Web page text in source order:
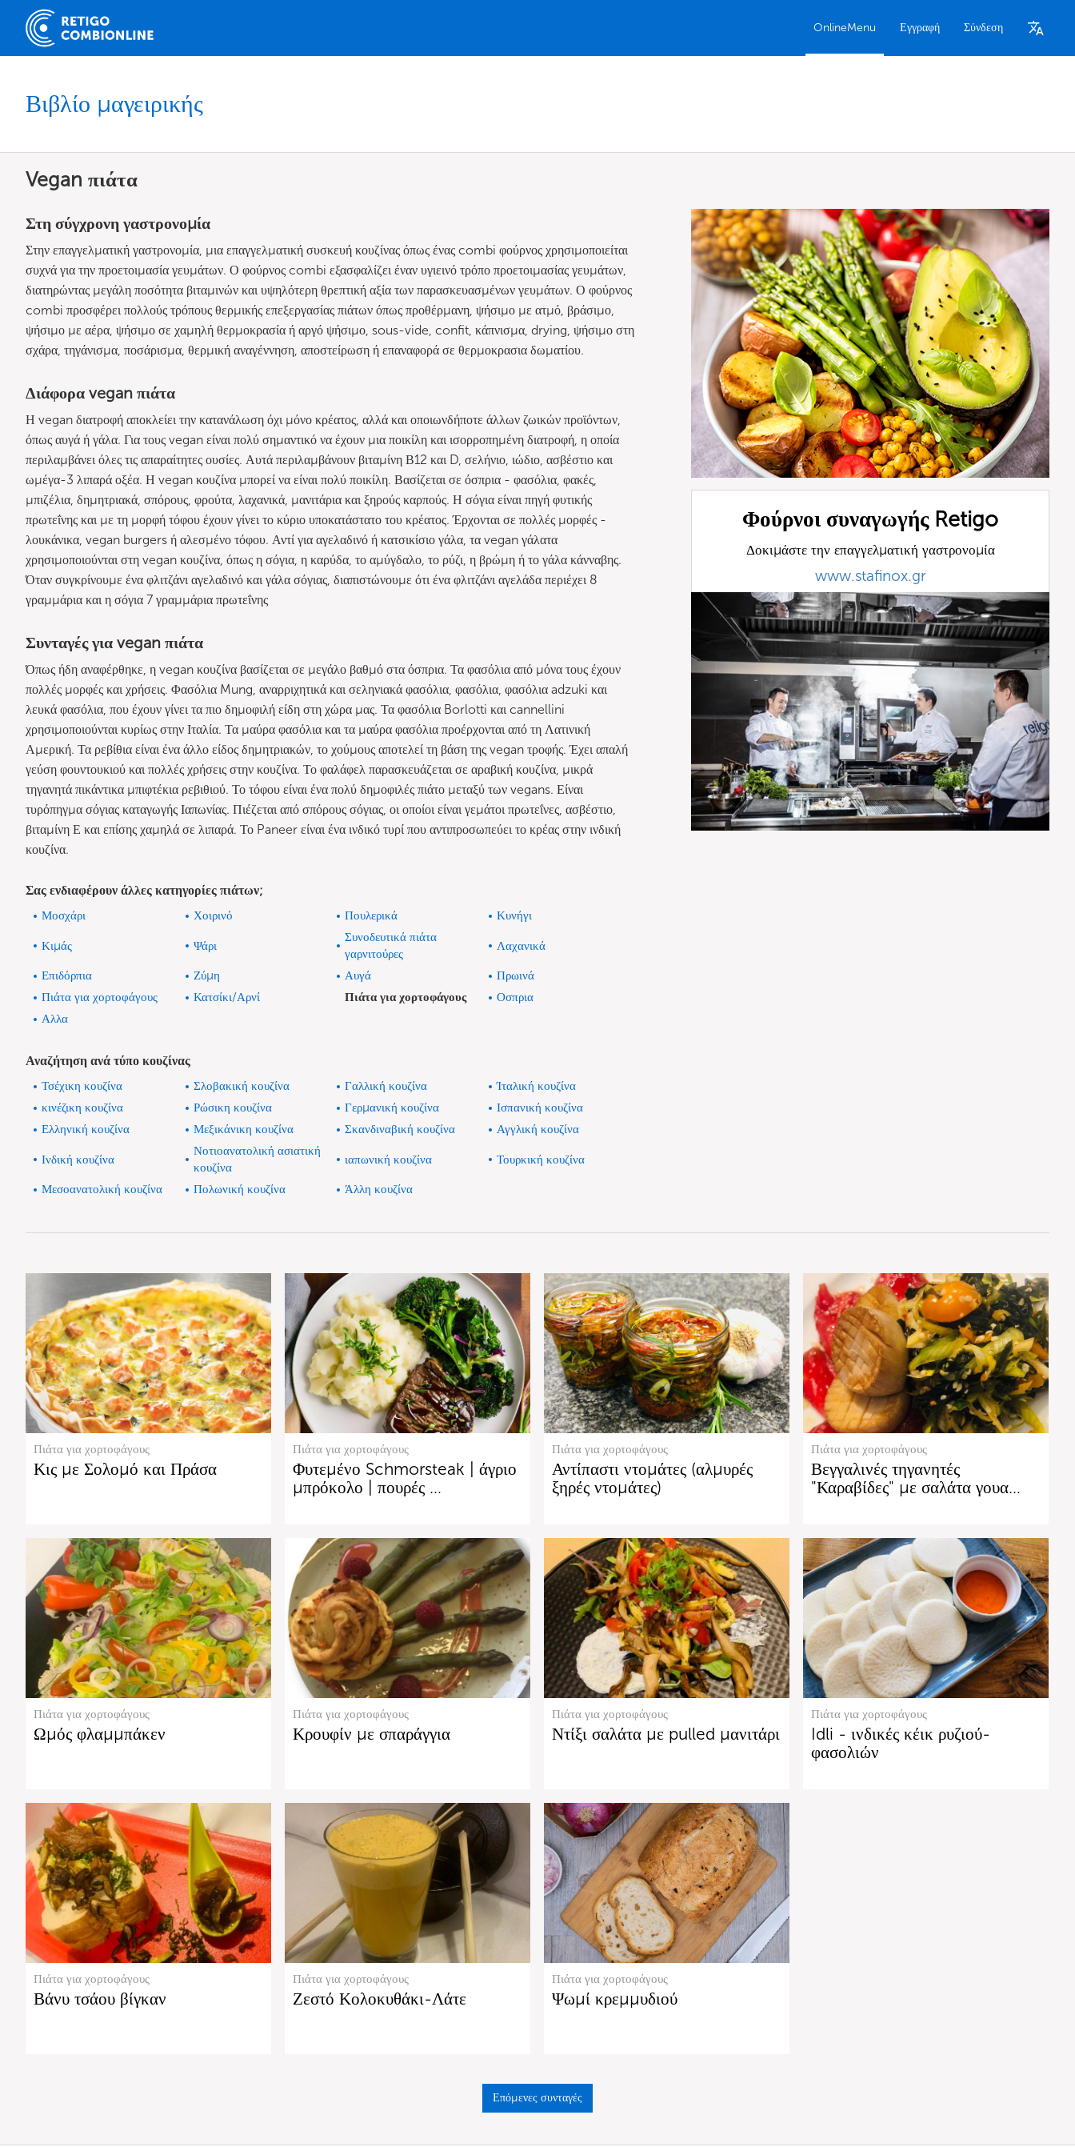
OnlineMenu Εγγραφή Σύνδεση
Βιβλίο μαγειρικής
Vegan πιάτα
Στη σύγχρονη γαστρονομία
Στην επαγγελματική γαστρονομία, μια επαγγελματική συσκευή κουζίνας όπως ένας combi φούρνος χρησιμοποιείται
συχνά για την προετοιμασία γευμάτων. Ο φούρνος combi εξασφαλίζει έναν υγιεινό τρόπο προετοιμασίας γευμάτων,
διατηρώντας μεγάλη ποσότητα βιταμινών και υψηλότερη θρεπτική αξία των παρασκευασμένων γευμάτων. Ο φούρνος
combi προσφέρει πολλούς τρόπους θερμικής επεξεργασίας πιάτων όπως προθέρμανη, ψήσιμο με ατμό, βράσιμο,
ψήσιμο με αέρα, ψήσιμο σε χαμηλή θερμοκρασία ή αργό ψήσιμο, sous-vide, confit, κάπνισμα, drying, ψήσιμο στη
σχάρα, τηγάνισμα, ποσάρισμα, θερμική αναγέννηση, αποστείρωση ή επαναφορά σε θερμοκρασια δωματίου.
Διάφορα vegan πιάτα
Η vegan διατροφή αποκλείει την κατανάλωση όχι μόνο κρέατος, αλλά και οποιωνδήποτε άλλων ζωικών προϊόντων,
όπως αυγά ή γάλα. Για τους vegan είναι πολύ σημαντικό να έχουν μια ποικίλη και ισορροπημένη διατροφή, η οποία
περιλαμβάνει όλες τις απαραίτητες ουσίες. Αυτά περιλαμβάνουν βιταμίνη Β12 και D, σελήνιο, ιώδιο, ασβέστιο και
ωμέγα-3 λιπαρά οξέα. Η vegan κουζίνα μπορεί να είναι πολύ ποικίλη. Βασίζεται σε όσπρια - φασόλια, φακές,
μπιζέλια, δημητριακά, σπόρους, φρούτα, λαχανικά, μανιτάρια και ξηρούς καρπούς. Η σόγια είναι πηγή φυτικής
πρωτεΐνης και με τη μορφή τόφου έχουν γίνει το κύριο υποκατάστατο του κρέατος. Έρχονται σε πολλές μορφές -
λουκάνικα, vegan burgers ή αλεσμένο τόφου. Αντί για αγελαδινό ή κατσικίσιο γάλα, τα vegan γάλατα
χρησιμοποιούνται στη vegan κουζίνα, όπως η σόγια, η καρύδα, το αμύγδαλο, το ρύζι, η βρώμη ή το γάλα κάνναβης.
Όταν συγκρίνουμε ένα φλιτζάνι αγελαδινό και γάλα σόγιας, διαπιστώνουμε ότι ένα φλιτζάνι αγελάδα περιέχει 8
γραμμάρια και η σόγια 7 γραμμάρια πρωτεΐνης
Συνταγές για vegan πιάτα
Όπως ήδη αναφέρθηκε, η vegan κουζίνα βασίζεται σε μεγάλο βαθμό στα όσπρια. Τα φασόλια από μόνα τους έχουν
πολλές μορφές και χρήσεις. Φασόλια Mung, αναρριχητικά και σεληνιακά φασόλια, φασόλια, φασόλια adzuki και
λευκά φασόλια, που έχουν γίνει τα πιο δημοφιλή είδη στη χώρα μας. Τα φασόλια Borlotti και cannellini
χρησιμοποιούνται κυρίως στην Ιταλία. Τα μαύρα φασόλια και τα μαύρα φασόλια προέρχονται από τη Λατινική
Αμερική. Τα ρεβίθια είναι ένα άλλο είδος δημητριακών, το χούμους αποτελεί τη βάση της vegan τροφής. Έχει απαλή
γεύση φουντουκιού και πολλές χρήσεις στην κουζίνα. Το φαλάφελ παρασκευάζεται σε αραβική κουζίνα, μικρά
τηγανητά πικάντικα μπιφτέκια ρεβιθιού. Το τόφου είναι ένα πολύ δημοφιλές πιάτο μεταξύ των vegans. Είναι
τυρόπηγμα σόγιας καταγωγής Ιαπωνίας. Πιέζεται από σπόρους σόγιας, οι οποίοι είναι γεμάτοι πρωτεΐνες, ασβέστιο,
βιταμίνη Ε και επίσης χαμηλά σε λιπαρά. Το Paneer είναι ένα ινδικό τυρί που αντιπροσωπεύει το κρέας στην ινδική
κουζίνα.
Φούρνοι συναγωγής Retigo
Δοκιμάστε την επαγγελματική γαστρονομία
www.stafinox.gr
Σας ενδιαφέρουν άλλες κατηγορίες πιάτων;
Μοσχάρι Χοιρινό Πουλερικά Κυνήγι
Κιμάς Ψάρι
Συνοδευτικά πιάτα
γαρνιτούρες
Λαχανικά
Επιδόρπια Ζύμη Αυγά
Πρωινά
Πιάτα για χορτοφάγους
Κατσίκι/Αρνί Πιάτα για χορτοφάγους
Οσπρια
Αλλα
Αναζήτηση ανά τύπο κουζίνας
Τσέχικη κουζίνα Σλοβακική κουζίνα Γαλλική κουζίνα
Ίταλική κουζίνα
κινέζικη κουζίνα
Ρώσικη κουζίνα Γερμανική κουζίνα
Ισπανική κουζίνα
Ελληνική κουζίνα
Μεξικάνικη κουζίνα Σκανδιναβική κουζίνα Αγγλική κουζίνα
Ινδική κουζίνα
Νοτιοανατολική ασιατική
κουζίνα
ιαπωνική κουζίνα Τουρκική κουζίνα
Μεσοανατολική κουζίνα Πολωνική κουζίνα Άλλη κουζίνα
Πιάτα για χορτοφάγους
Κις με Σολομό και Πράσα
Πιάτα για χορτοφάγους
Φυτεμένο Schmorsteak | άγριο
μπρόκολο | πουρές …
Πιάτα για χορτοφάγους
Αντίπαστι ντομάτες (αλμυρές
ξηρές ντομάτες)
Πιάτα για χορτοφάγους
Βεγγαλινές τηγανητές
"Καραβίδες" με σαλάτα γουα…
Πιάτα για χορτοφάγους
Ωμός φλαμμπάκεν
Πιάτα για χορτοφάγους
Κρουφίν με σπαράγγια
Πιάτα για χορτοφάγους
Ντίξι σαλάτα με pulled μανιτάρι
Πιάτα για χορτοφάγους
Idli - ινδικές κέικ ρυζιού-
φασολιών
Πιάτα για χορτοφάγους
Βάνυ τσάου βίγκαν
Πιάτα για χορτοφάγους
Ζεστό Κολοκυθάκι-Λάτε
Πιάτα για χορτοφάγους
Ψωμί κρεμμυδιού
Επόμενες συνταγές